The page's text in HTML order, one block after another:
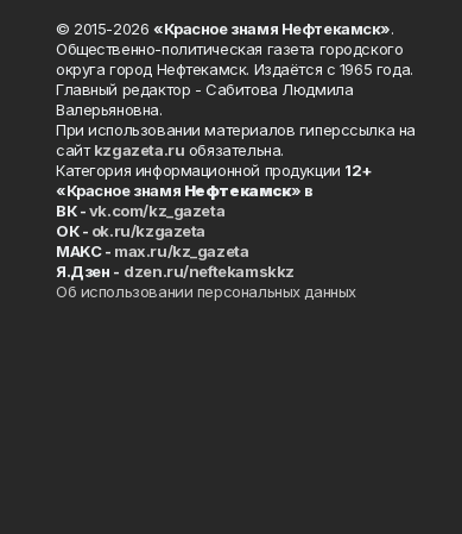
© 2015-2026 «Красное знамя Нефтекамск».
Общественно-политическая газета городского
округа город Нефтекамск. Издаётся с 1965 года.
Главный редактор - Сабитова Людмила
Валерьяновна.
При использовании материалов гиперссылка на
сайтkzgazeta.ru обязательна.
Категория информационной продукции 12+
«Красное знамя Нефтекамск» в
ВК -vk.com/kz_gazeta
ОК - ok.ru/kzgazeta
MAKC - max.ru/kz_gazeta
Я.Дзен - dzen.ru/neftekamskkz
Об использовании персональных данных